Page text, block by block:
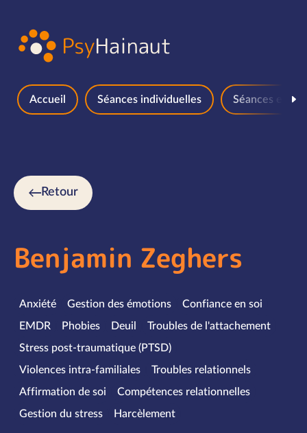
Accueil Séances individuelles Séances en
Retour
Benjamin Zeghers
Spécialités
Anxiété Gestion des émotions
Confiance en soi
EMDR
Phobies Deuil
Troubles de l'attachement
Stress post-traumatique (PTSD)
Violences intra-familiales
Troubles relationnels
Affirmation de soi
Compétences relationnelles
Gestion du stress
Harcèlement